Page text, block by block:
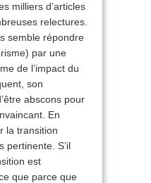
milliers d’articles
relectures.
semble répondre
par une
de l’impact du
son
abscons pour
En
la transition
pertinente. S’il
est
que parce que